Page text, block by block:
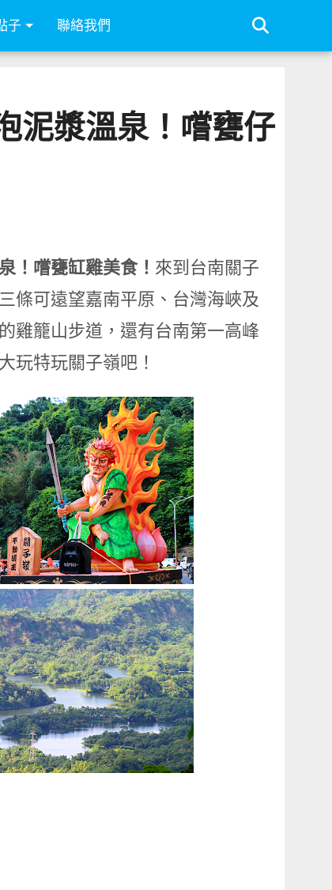
子 聯絡我們
泥漿溫泉！嚐甕仔
！嚐甕缸雞美食！ 來到台南關子
條可遠望嘉南平原、台灣海峽及
雞籠山步道，還有台南第一高峰
玩特玩關子嶺吧！